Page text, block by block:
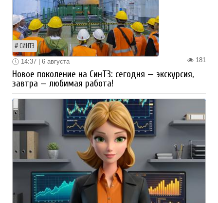
СИНТЗ
181
14:37 | 6 августа
Новое поколение на СинТЗ: сегодня — экскурсия,
завтра — любимая работа!